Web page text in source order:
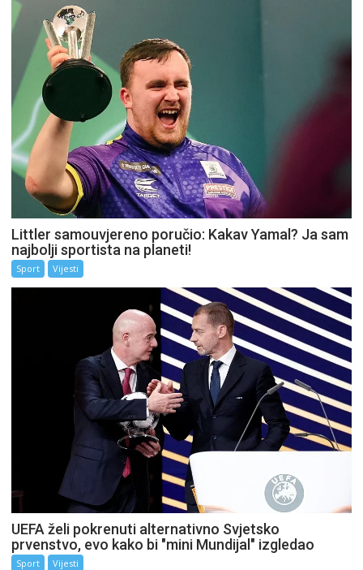
Littler samouvjereno poručio: Kakav Yamal? Ja sam
najbolji sportista na planeti!
Sport Vijesti
UEFA želi pokrenuti alternativno Svjetsko
prvenstvo, evo kako bi "mini Mundijal" izgledao
Sport Vijesti